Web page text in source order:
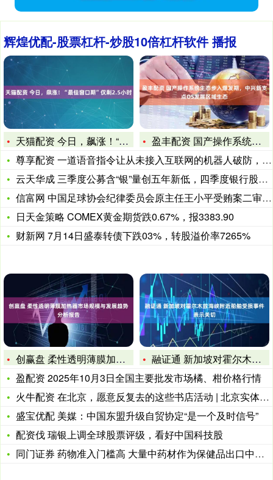
辉煌优配-股票杠杆-炒股10倍杠杆软件 播报
天猫配资 今日，飙涨！“最佳窗口期”仅剩2.5小时
盈丰配资 国产操作系统生态步入爆发期，中兴新支点OS发展区域
尊享配资 一道语音指令让从未接入互联网的机器人破防，于是它开
云天华成 三季度公募含“银”量创五年新低，四季度银行股修复动
信富网 中国足球协会纪律委员会原主任王小平受贿案二审宣判
日天金策略 COMEX黄金期货跌0.67%，报3383.90
财新网 7月14日盛泰转债下跌03%，转股溢价率7265%
创赢盘 柔性透明薄膜加热器市场规模与发展趋势分析报告
融证通 新加坡对霍尔木兹海峡附近船舶受损事件表示关切
盈配资 2025年10月3日全国主要批发市场橘、柑价格行情
火牛配资 在北京，愿意反复去的这些书店活动 | 北京实体书店
盛宝优配 美媒：中国东盟升级自贸协定“是一个及时信号”
配资伐 瑞银上调全球股票评级，看好中国科技股
同门证券 药物准入门槛高 大量中药材作为保健品出口中医药“